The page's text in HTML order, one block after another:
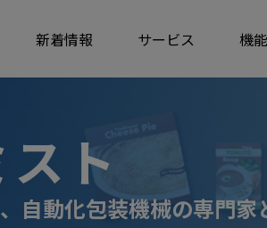
新着情報 サービス 機
ト
自動化包装機械の専門家